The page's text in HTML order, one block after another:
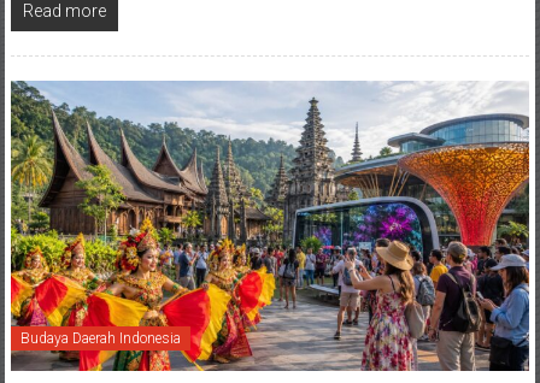
Read more
Budaya Daerah Indonesia